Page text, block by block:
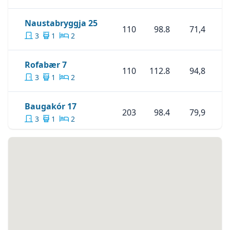
Naustabryggja 25Skoða Eignina
3 1 2
110 98.8 71,4
Rofabær 7Skoða Eignina
3 1 2
110 112.8 94,8
Baugakór 17Skoða Eignina
3 1 2
203 98.4 79,9